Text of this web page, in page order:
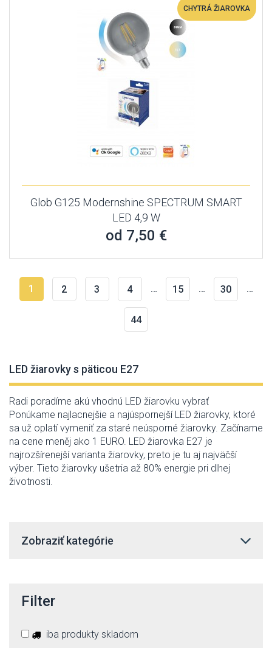
CHYTRÁ ŽIAROVKA
Glob G125 Modernshine SPECTRUM SMART
LED 4,9 W
od 7,50 €
1 2 3 4 … 15 … 30 …
44
LED žiarovky s päticou E27
Radi poradíme akú vhodnú LED žiarovku vybrať
Ponúkame najlacnejšie a najúspornejší LED žiarovky, ktoré
sa už oplatí vymeniť za staré neúsporné žiarovky. Začíname
na cene meněj ako 1 EURO. LED žiarovka E27 je
najrozšírenejší varianta žiarovky, preto je tu aj najväčší
výber. Tieto žiarovky ušetria až 80% energie pri dlhej
životnosti.
Zobraziť kategórie
Filter
iba produkty skladom